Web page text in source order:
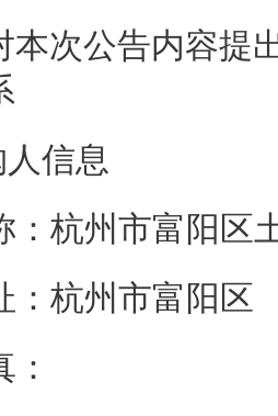
本次公告内容提
信息
： 杭州市富阳区
： 杭州市富阳区
：